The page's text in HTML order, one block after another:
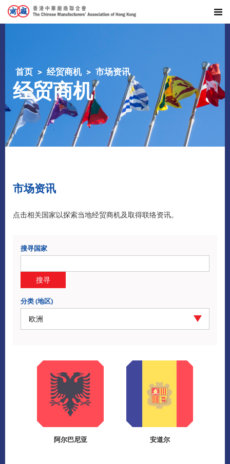
首页 经贸商机 市场资讯
经贸商机
市场资讯
点击相关国家以探索当地经贸商机及取得联络资讯。
搜寻国家
搜寻
分类 (地区)
欧洲
阿尔巴尼亚 安道尔